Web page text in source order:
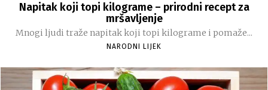
Napitak koji topi kilograme – prirodni recept za
mršavljenje
Mnogi ljudi traže napitak koji topi kilograme i pomaže...
NARODNI LIJEK